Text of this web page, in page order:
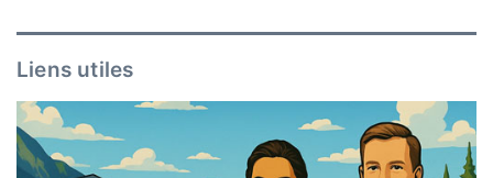
Liens utiles